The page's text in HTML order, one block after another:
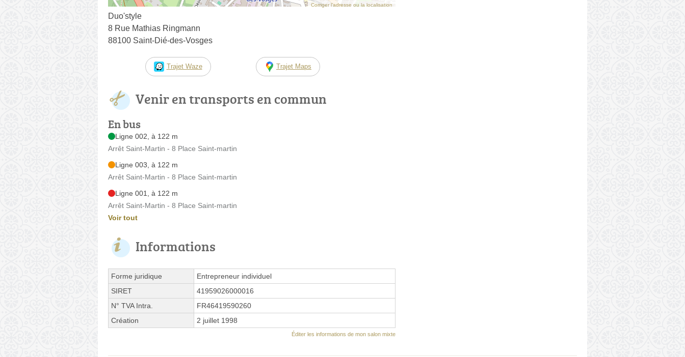
Corriger l’adresse ou la localisation
Duo'style
8 Rue Mathias Ringmann
88100 Saint-Dié-des-Vosges
Trajet Waze Trajet Maps
Venir en transports en commun
En bus
Ligne 002, à 122 m
Arrêt Saint-Martin - 8 Place Saint-martin
Ligne 003, à 122 m
Arrêt Saint-Martin - 8 Place Saint-martin
Ligne 001, à 122 m
Arrêt Saint-Martin - 8 Place Saint-martin
Voir tout
Informations
Forme juridique
Entrepreneur individuel
SIRET
41959026000016
N° TVA Intra.
FR46419590260
Création
2 juillet 1998
Éditer les informations de mon salon mixte